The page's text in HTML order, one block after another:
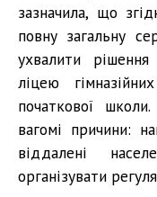
зазначила, що
повну загальну
ухвалити
ліцею
початкової
вагомі причини:
віддалені
організувати